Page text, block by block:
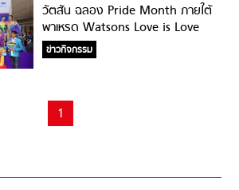
วัตสัน ฉลอง Pride Month ภายใต้
พาเหรด Watsons Love is Love
Pride Parade
ข่าวกิจกรรม
1